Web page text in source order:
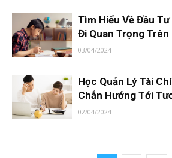
Tìm Hiểu Về Đầu
Đi Quan Trọng
03/04/2024
Học Quản Lý Tài
Chắn Hướng Tới
02/04/2024